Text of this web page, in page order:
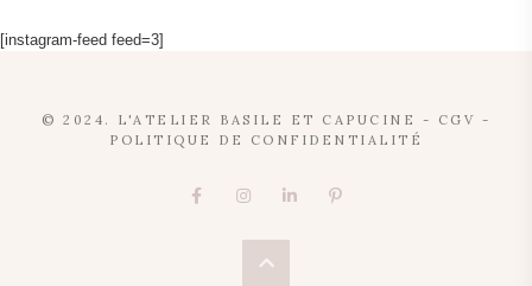
[instagram-feed feed=3]
© 2024. L'ATELIER BASILE ET CAPUCINE - CGV -
POLITIQUE DE CONFIDENTIALITÉ